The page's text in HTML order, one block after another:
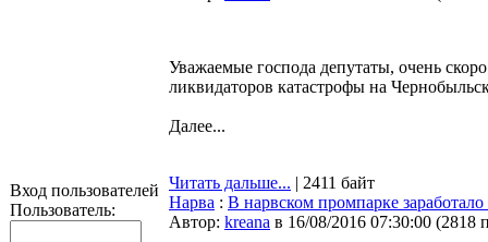
Вход пользователей
Пользователь:
Уважаемые господа депутаты, очень
ликвидаторов катастрофы на
Далее...
Читать дальше... | 2411 байт
Нарва : В нарвском промпарке
Автор: kreana в 16/08/2016 07:30:00 (2818